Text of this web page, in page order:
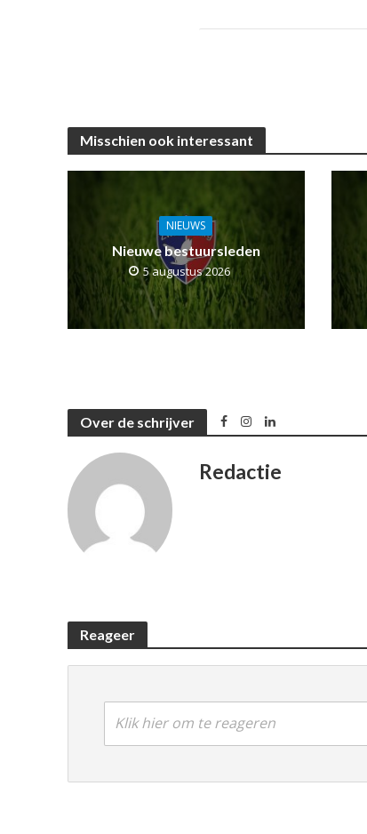
Misschien ook interessant
NIEUWS
Nieuwe bestuursleden
5 augustus 2026
Over de schrijver
Redactie
Reageer
Klik hier om te reageren